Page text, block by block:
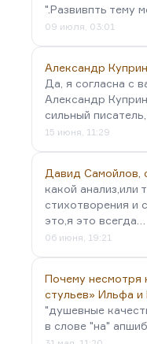
".Развивпть тему
09 июля, 03:01
Александр Куприн
Да, я согласна с
Александр
сильный
15 июня, 11:29
Давид Самойлов,
какой анализ,или
стихотворения и
это,я это всегда…
06 июня, 19:21
Почему несмотря
стульев» Ильфа и
"душевные
в слове "на"